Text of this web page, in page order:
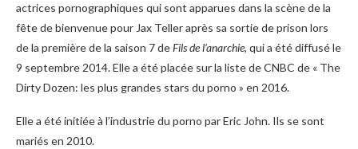
actrices pornographiques qui sont apparues dans la scène de la
fête de bienvenue pour Jax Teller après sa sortie de prison lors
de la première de la saison 7 deFils de l’anarchie, qui a été diffusé le
9 septembre 2014. Elle a été placée sur la liste de CNBC de « The
Dirty Dozen: les plus grandes stars du porno » en 2016.
Elle a été initiée à l’industrie du porno par Eric John. Ils se sont
mariés en 2010.